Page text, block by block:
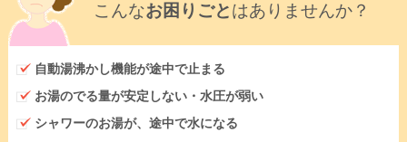
こんなお困りごとはありませんか？
自動湯沸かし機能が途中で止まる
お湯のでる量が安定しない・水圧が弱い
シャワーのお湯が、途中で水になる